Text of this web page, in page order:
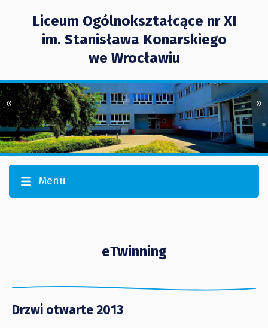
Liceum Ogólnokształcące nr XI
im. Stanisława Konarskiego
we Wrocławiu
« »
Menu
eTwinning
Drzwi otwarte 2013